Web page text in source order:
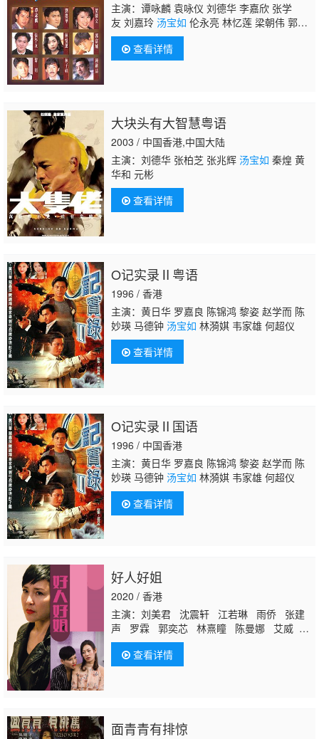
主演：谭咏麟 袁咏仪 刘德华 李嘉欣 张学
友 刘嘉玲 汤宝如 伦永亮 林忆莲 梁朝伟 郭富
城 叶蕴仪 黎明 邱淑贞 袁洁莹 吕方 周慧敏 郑
秀文 李克勤 王馨平 郑柏林 梅艳芳 郑伊健 王
菲 苏永康 樊亦敏 赵学而 杨采妮 陈小春 吴倩
明 温碧霞 叶玉卿 郑丹瑞
查看详情
大块头有大智慧粤语
2003 / 中国香港,中国大陆
主演：刘德华 张柏芝 张兆辉 汤宝如 秦煌 黄
华和 元彬
查看详情
O记实录Ⅱ粤语
1996 / 香港
主演：黄日华 罗嘉良 陈锦鸿 黎姿 赵学而 陈
妙瑛 马德钟 汤宝如 林漪娸 韦家雄 何超仪
查看详情
O记实录Ⅱ国语
1996 / 中国香港
主演：黄日华 罗嘉良 陈锦鸿 黎姿 赵学而 陈
妙瑛 马德钟 汤宝如 林漪娸 韦家雄 何超仪
查看详情
好人好姐
2020 / 香港
主演：刘美君 沈震轩 江若琳 雨侨 张建
声 罗霖 郭奕芯 林熹瞳 陈曼娜 艾威 江
芷铟 邹文正 王家敏 李影 黎泽恩 陳澄
騫 姚琰欣汤宝如
庄韵澄
查看详情
面青青有排惊